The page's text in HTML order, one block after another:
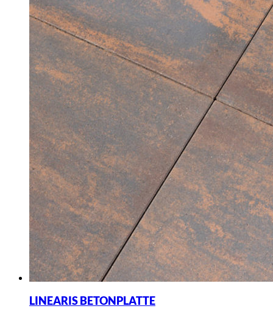
LINEARIS BETONPLATTE